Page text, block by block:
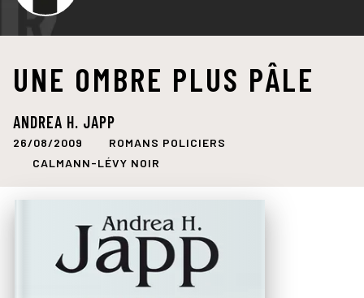
UNE OMBRE PLUS PÂLE
ANDREA H. JAPP
26/08/2009
ROMANS POLICIERS
CALMANN-LÉVY NOIR